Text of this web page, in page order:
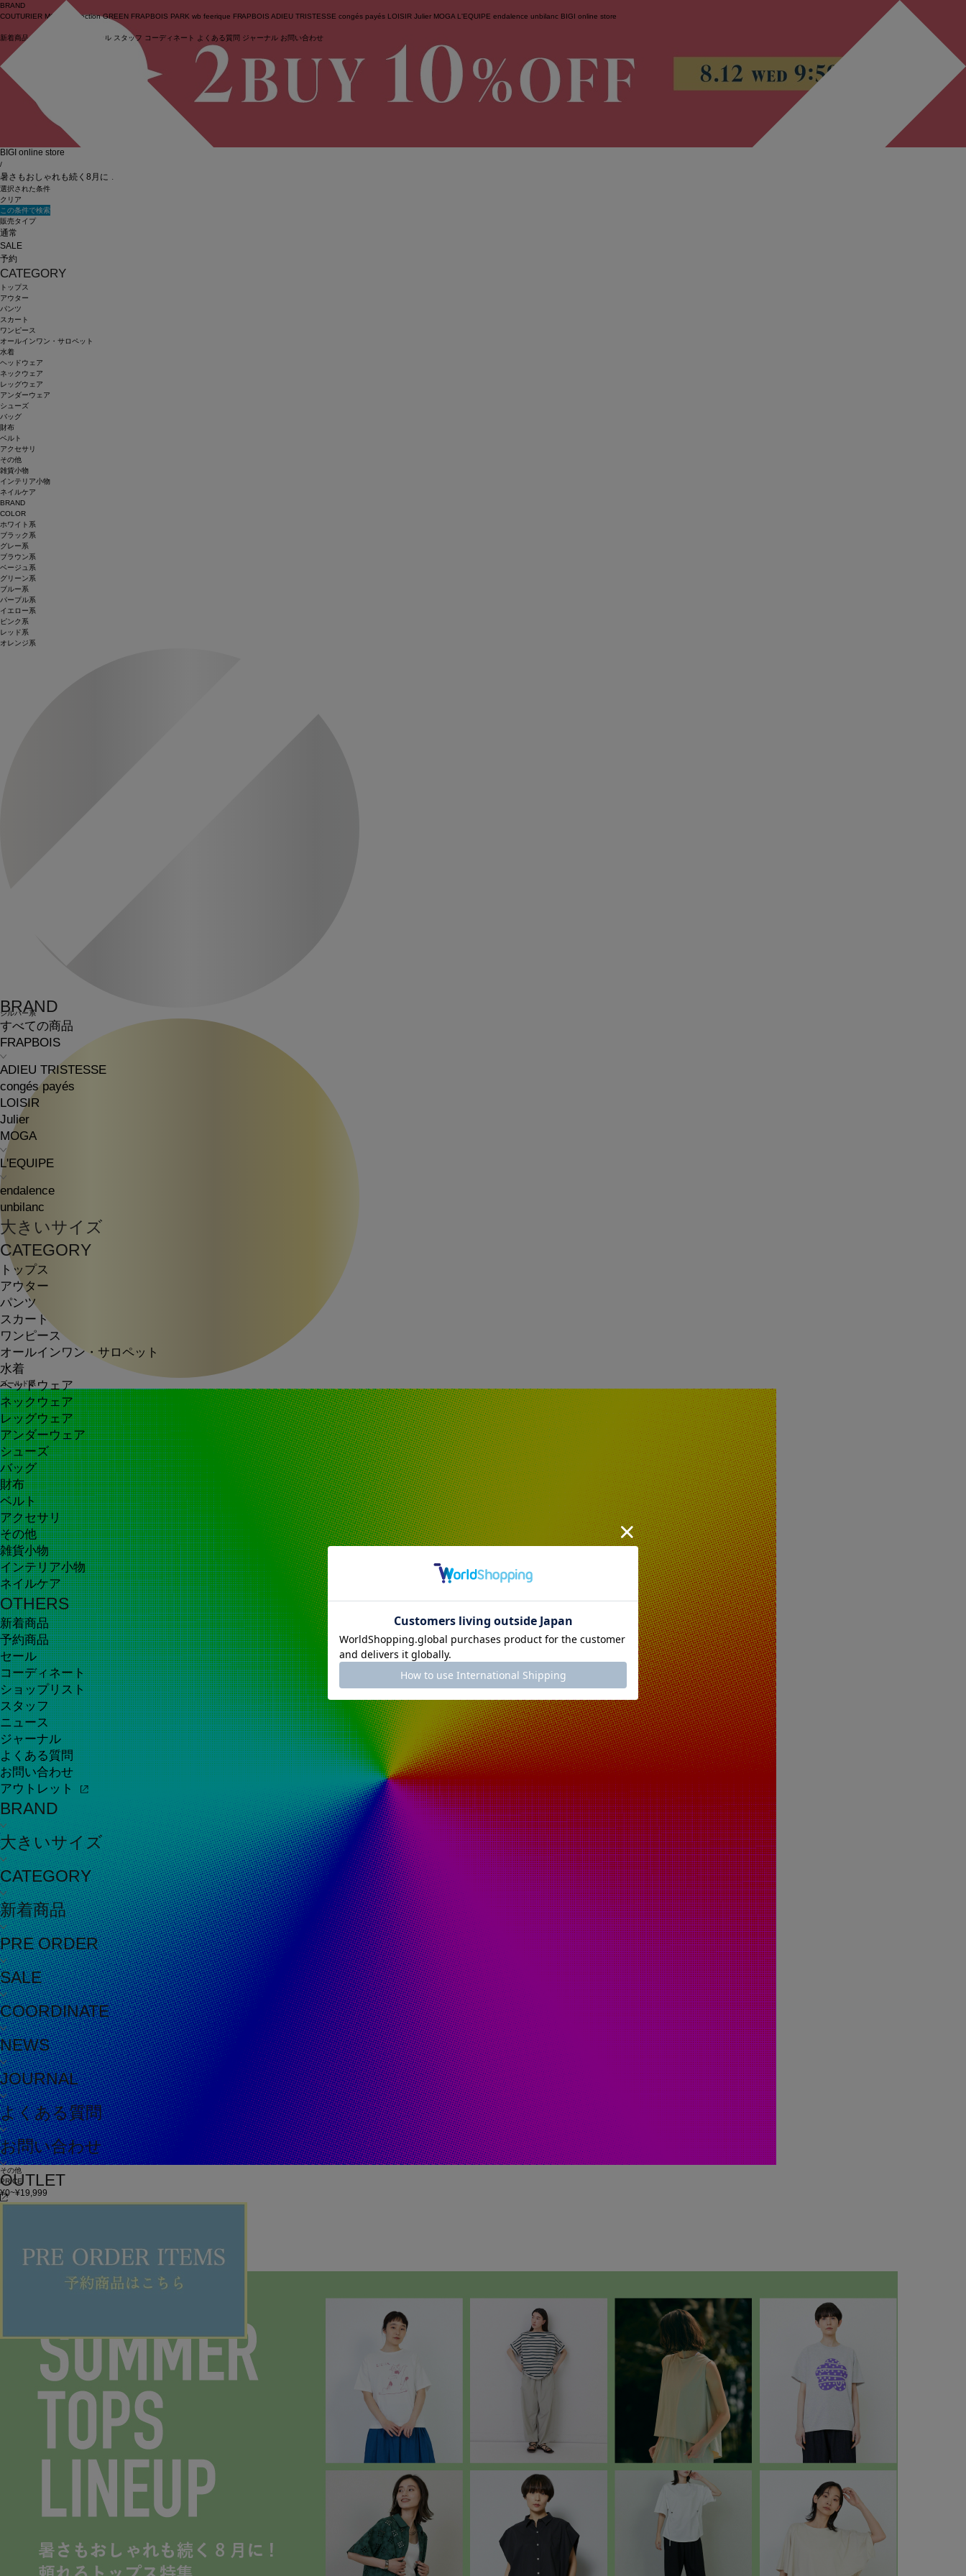
ログイン
BRAND
COUTURIER MOGA Collection GREEN FRAPBOIS PARK wb feerique FRAPBOIS ADIEU TRISTESSE congés payés LOISIR Julier MOGA L'EQUIPE endalence unbilanc BIGI online store
新着商品 (ライブ) セール スタッフ コーディネート よくある質問 ジャーナル お問い合わせ
BRAND
すべての商品
FRAPBOIS
ADIEU TRISTESSE
congés payés
LOISIR
Julier
MOGA
L'EQUIPE
endalence
unbilanc
大きいサイズ
CATEGORY
トップス
アウター
パンツ
スカート
ワンピース
オールインワン・サロペット
水着
ヘッドウェア
ネックウェア
レッグウェア
アンダーウェア
シューズ
バッグ
財布
ベルト
アクセサリ
その他
雑貨小物
インテリア小物
ネイルケア
OTHERS
新着商品
予約商品
セール
コーディネート
ショップリスト
スタッフ
ニュース
ジャーナル
よくある質問
お問い合わせ
アウトレット
BRAND
大きいサイズ
CATEGORY
新着商品
PRE ORDER
SALE
COORDINATE
NEWS
JOURNAL
よくある質問
お問い合わせ
OUTLET
BIGI online store
/
暑さもおしゃれも続く8月に！頼れるトップス特集
選択された条件
クリア
この条件で検索
販売タイプ
通常
SALE
予約
CATEGORY
トップス
アウター
パンツ
スカート
ワンピース
オールインワン・サロペット
水着
ヘッドウェア
ネックウェア
レッグウェア
アンダーウェア
シューズ
バッグ
財布
ベルト
アクセサリ
その他
雑貨小物
インテリア小物
ネイルケア
BRAND
COLOR
ホワイト系
ブラック系
グレー系
ブラウン系
ベージュ系
グリーン系
ブルー系
パープル系
イエロー系
ピンク系
レッド系
オレンジ系
シルバー系
ゴールド系
その他
PRICE
¥0~¥19,999
¥20,000~¥49,999
この条件で検索
暑さもおしゃれも続く8月に！頼れるトップス特集